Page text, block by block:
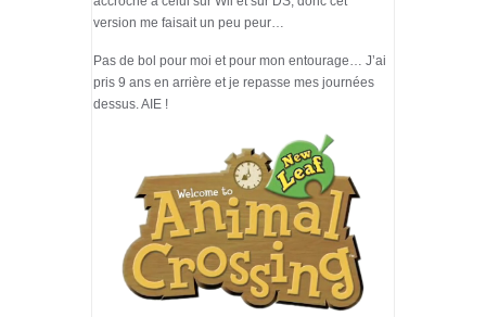
version me faisait un peu peur…
Pas de bol pour moi et pour mon entourage… J’ai
pris 9 ans en arrière et je repasse mes journées
dessus. AIE !